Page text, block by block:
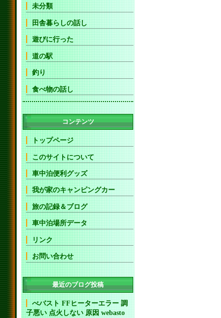
未分類
田舎暮らしの話し
遊びに行った
道の駅
釣り
食べ物の話し
コンテンツ
トップページ
このサイトについて
車中泊便利グッズ
我が家のキャンピングカー
旅の記録＆ブログ
車中泊場所データ
リンク
お問い合わせ
最近のブログ投稿
べバスト FFヒーターエラー 調
子悪い 点火しない 原因 webasto